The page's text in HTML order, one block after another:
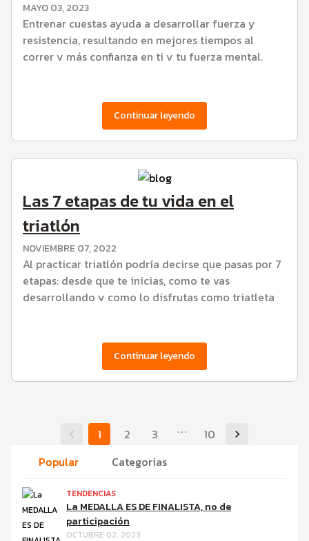
MAYO 03, 2023
Entrenar cuestas ayuda a desarrollar fuerza y
resistencia, resultando en mejores tiempos al
correr y más confianza en ti y tu fuerza mental.
Continuar leyendo
Las 7 etapas de tu vida en el
triatlón
NOVIEMBRE 07, 2022
Al practicar triatlón podría decirse que pasas por 7
etapas: desde que te inicias, como te vas
desarrollando y como lo disfrutas como triatleta
Continuar leyendo
1 2 3
10
Popular
Categorias
TENDENCIAS
La MEDALLA ES DE FINALISTA, no de
participación
OCTUBRE 02, 2023